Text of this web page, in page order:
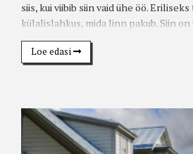
siis, kui viibib siin vaid ühe öö.
külalislahkus, mida linn pakub. Siin
Loe edasi